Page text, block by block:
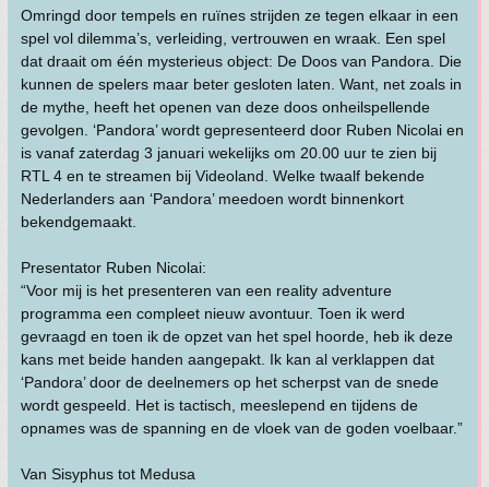
Omringd door tempels en ruïnes strijden ze tegen elkaar in een
spel vol dilemma’s, verleiding, vertrouwen en wraak. Een spel
dat draait om één mysterieus object: De Doos van Pandora. Die
kunnen de spelers maar beter gesloten laten. Want, net zoals in
de mythe, heeft het openen van deze doos onheilspellende
gevolgen. ‘Pandora’ wordt gepresenteerd door Ruben Nicolai en
is vanaf zaterdag 3 januari wekelijks om 20.00 uur te zien bij
RTL 4 en te streamen bij Videoland. Welke twaalf bekende
Nederlanders aan ‘Pandora’ meedoen wordt binnenkort
bekendgemaakt.
Presentator Ruben Nicolai:
“Voor mij is het presenteren van een reality adventure
programma een compleet nieuw avontuur. Toen ik werd
gevraagd en toen ik de opzet van het spel hoorde, heb ik deze
kans met beide handen aangepakt. Ik kan al verklappen dat
‘Pandora’ door de deelnemers op het scherpst van de snede
wordt gespeeld. Het is tactisch, meeslepend en tijdens de
opnames was de spanning en de vloek van de goden voelbaar.”
Van Sisyphus tot Medusa